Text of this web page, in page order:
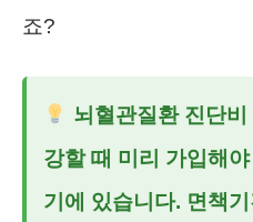
죠?
뇌혈관질환 진단비
강할 때 미리 가입해
기에 있습니다. 면책